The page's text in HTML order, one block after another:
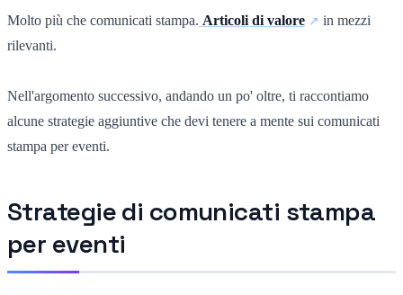
Molto più che comunicati stampa. Articoli di valore
in mezzi
rilevanti.
Nell'argomento successivo, andando un po' oltre, ti raccontiamo
alcune strategie aggiuntive che devi tenere a mente sui comunicati
stampa per eventi.
Strategie di comunicati stampa
per eventi